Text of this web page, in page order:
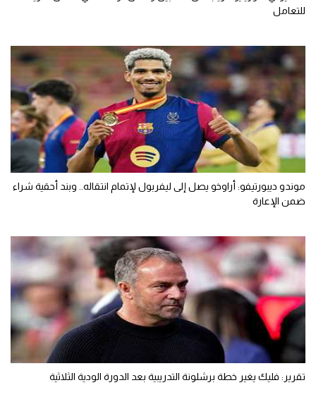
للتعامل
موندو ديبورتيفو: أراوخو يصل إلى ليفربول لإتمام انتقاله.. وبند أحقية شراء
ضمن الإعارة
تقرير: فليك يغير خطة برشلونة التدريبية بعد الدورة الودية الثلاثية